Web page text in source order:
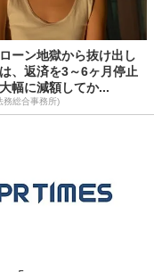
ーン地獄から抜け出し
、返済を3～6ヶ月停止
幅に減額してか...
務総合事務所)